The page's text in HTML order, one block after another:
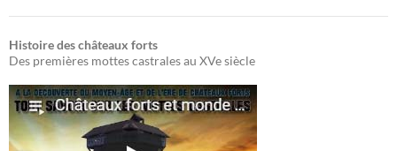
Histoire des châteaux forts
Des premières mottes castrales au XVe siècle